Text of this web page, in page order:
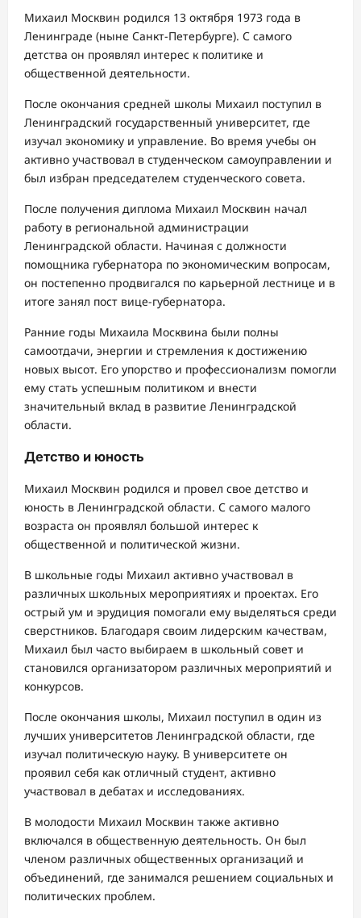
Михаил Москвин родился 13 октября 1973 года в
Ленинграде (ныне Санкт-Петербурге). С самого
детства он проявлял интерес к политике и
общественной деятельности.
После окончания средней школы Михаил поступил в
Ленинградский государственный университет, где
изучал экономику и управление. Во время учебы он
активно участвовал в студенческом самоуправлении и
был избран председателем студенческого совета.
После получения диплома Михаил Москвин начал
работу в региональной администрации
Ленинградской области. Начиная с должности
помощника губернатора по экономическим вопросам,
он постепенно продвигался по карьерной лестнице и в
итоге занял пост вице-губернатора.
Ранние годы Михаила Москвина были полны
самоотдачи, энергии и стремления к достижению
новых высот. Его упорство и профессионализм помогли
ему стать успешным политиком и внести
значительный вклад в развитие Ленинградской
области.
Детство и юность
Михаил Москвин родился и провел свое детство и
юность в Ленинградской области. С самого малого
возраста он проявлял большой интерес к
общественной и политической жизни.
В школьные годы Михаил активно участвовал в
различных школьных мероприятиях и проектах. Его
острый ум и эрудиция помогали ему выделяться среди
сверстников. Благодаря своим лидерским качествам,
Михаил был часто выбираем в школьный совет и
становился организатором различных мероприятий и
конкурсов.
После окончания школы, Михаил поступил в один из
лучших университетов Ленинградской области, где
изучал политическую науку. В университете он
проявил себя как отличный студент, активно
участвовал в дебатах и исследованиях.
В молодости Михаил Москвин также активно
включался в общественную деятельность. Он был
членом различных общественных организаций и
объединений, где занимался решением социальных и
политических проблем.